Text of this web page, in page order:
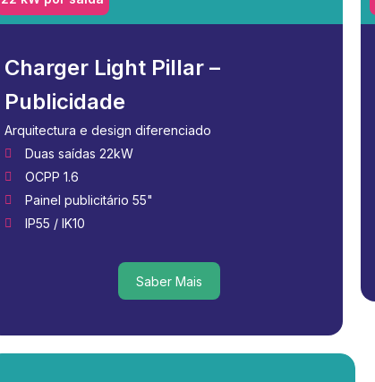
Charger Light Pillar –
Publicidade
Arquitectura e design diferenciado
Duas saídas 22kW
OCPP 1.6
Painel publicitário 55"
IP55 / IK10
Saber Mais
Saber Mais